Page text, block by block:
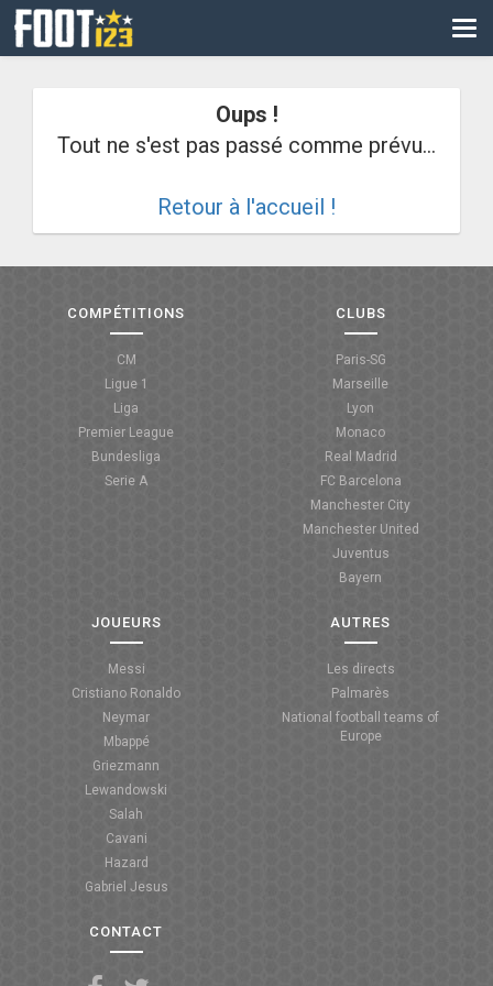
CM
COUPE DE FRANCE
COUPE DE LA LIGUE
Oups !
Tout ne s'est pas passé comme prévu...
Retour à l'accueil !
COMPÉTITIONS
CM
Ligue 1
Liga
Premier League
Bundesliga
Serie A
CLUBS
Paris-SG
Marseille
Lyon
Monaco
Real Madrid
FC Barcelona
Manchester City
Manchester United
Juventus
Bayern
JOUEURS
Messi
Cristiano Ronaldo
Neymar
Mbappé
Griezmann
Lewandowski
Salah
Cavani
Hazard
Gabriel Jesus
AUTRES
Les directs
Palmarès
National football teams of
Europe
CONTACT